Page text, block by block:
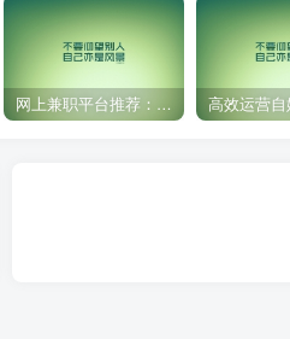
网上兼职平台推荐：国外网赚任务！